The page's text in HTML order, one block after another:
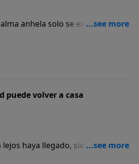
anhela solo se encuentra en
puede volver a casa
haya llegado, siempre
Dios.